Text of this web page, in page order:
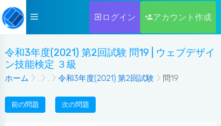
ログイン アカウント作成
令和3年度(2021) 第2回試験 問19 | ウェブデザイ
ン技能検定 ３級
ホーム . . 令和3年度(2021) 第2回試験 問19
前の問題 次の問題